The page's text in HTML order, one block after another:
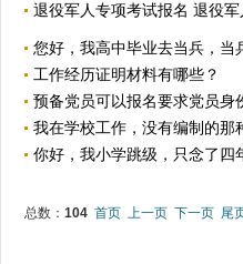
退役军人专项考试报名 退役军
您好，我高中毕业去当兵，当
工作经历证明材料有哪些？
预备党员可以报名要求党员身
我在学校工作，没有编制的那
你好，我小学跳级，只念了四
总数： 104 首页 上一页 下一页 尾